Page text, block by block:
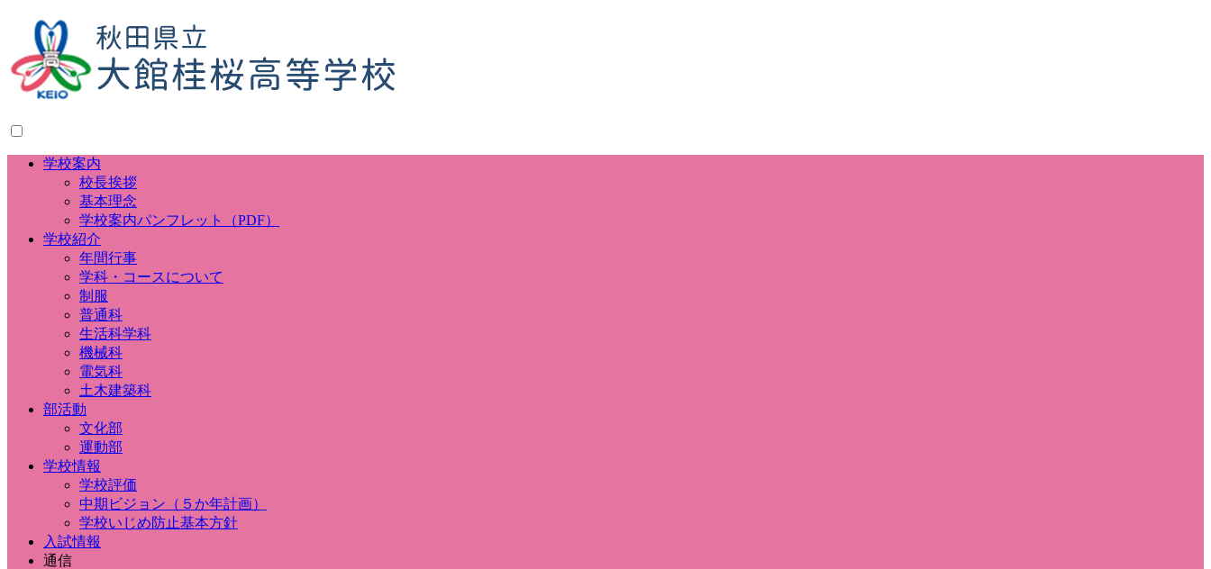
学校案内
校長挨拶
基本理念
学校案内パンフレット（PDF）
学校紹介
年間行事
学科・コースについて
制服
普通科
生活科学科
機械科
電気科
土木建築科
部活動
文化部
運動部
学校情報
学校評価
中期ビジョン（５か年計画）
学校いじめ防止基本方針
入試情報
通信